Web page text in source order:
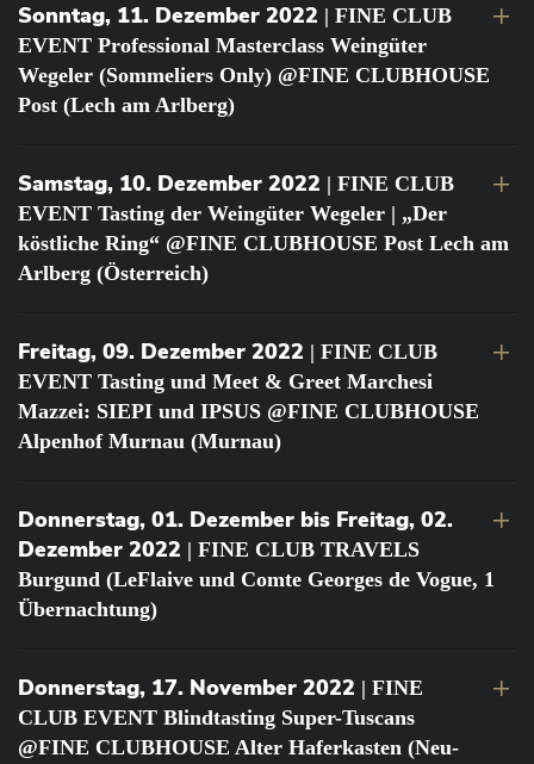
Sonntag, 11. Dezember 2022 | FINE CLUB
EVENT Professional Masterclass Weingüter
Wegeler (Sommeliers Only) @FINE CLUBHOUSE
Post (Lech am Arlberg)
Samstag, 10. Dezember 2022 | FINE CLUB
EVENT Tasting der Weingüter Wegeler | „Der
köstliche Ring“ @FINE CLUBHOUSE Post Lech am
Arlberg (Österreich)
Freitag, 09. Dezember 2022 | FINE CLUB
EVENT Tasting und Meet & Greet Marchesi
Mazzei: SIEPI und IPSUS @FINE CLUBHOUSE
Alpenhof Murnau (Murnau)
Donnerstag, 01. Dezember bis Freitag, 02.
Dezember 2022 | FINE CLUB TRAVELS
Burgund (LeFlaive und Comte Georges de Vogue, 1
Übernachtung)
Donnerstag, 17. November 2022 | FINE
CLUB EVENT Blindtasting Super-Tuscans
@FINE CLUBHOUSE Alter Haferkasten (Neu-